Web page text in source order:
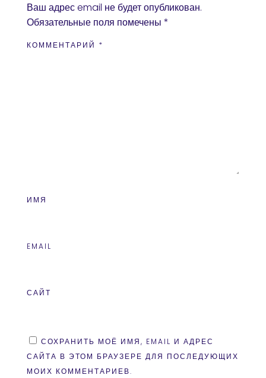
Ваш адрес email не будет опубликован.
Обязательные поля помечены *
КОММЕНТАРИЙ *
ИМЯ
EMAIL
САЙТ
СОХРАНИТЬ МОЁ ИМЯ, EMAIL И АДРЕС
САЙТА В ЭТОМ БРАУЗЕРЕ ДЛЯ ПОСЛЕДУЮЩИХ
МОИХ КОММЕНТАРИЕВ.